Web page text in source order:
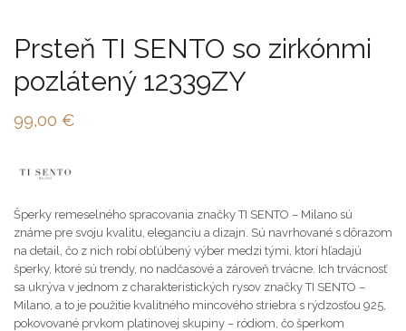
Prsteň TI SENTO so zirkónmi
pozlátený 12339ZY
99,00 €
Šperky remeselného spracovania značky TI SENTO – Milano sú
známe pre svoju kvalitu, eleganciu a dizajn. Sú navrhované s dôrazom
na detail, čo z nich robí obľúbený výber medzi tými, ktorí hľadajú
šperky, ktoré sú trendy, no nadčasové a zároveň trvácne. Ich trvácnosť
sa ukrýva v jednom z charakteristických rysov značky TI SENTO –
Milano, a to je použitie kvalitného mincového striebra s rýdzosťou 925,
pokovované prvkom platinovej skupiny – ródiom, čo šperkom